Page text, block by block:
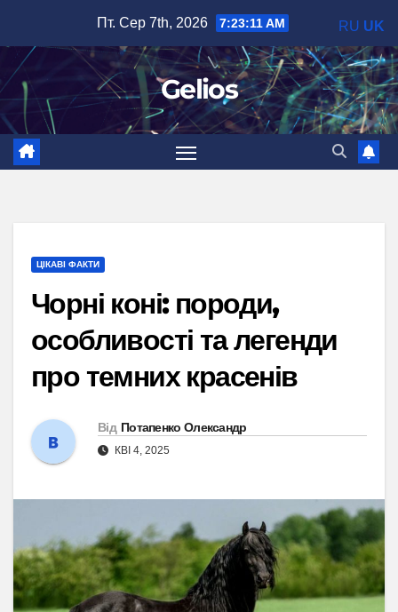
вмісту
Пт. Сер 7th, 2026 7:23:12 AM
Gelios
ЦІКАВІ ФАКТИ
Чорні коні: породи,
особливості та легенди
про темних красенів
Від Потапенко Олександр
КВІ 4, 2025
RU UK